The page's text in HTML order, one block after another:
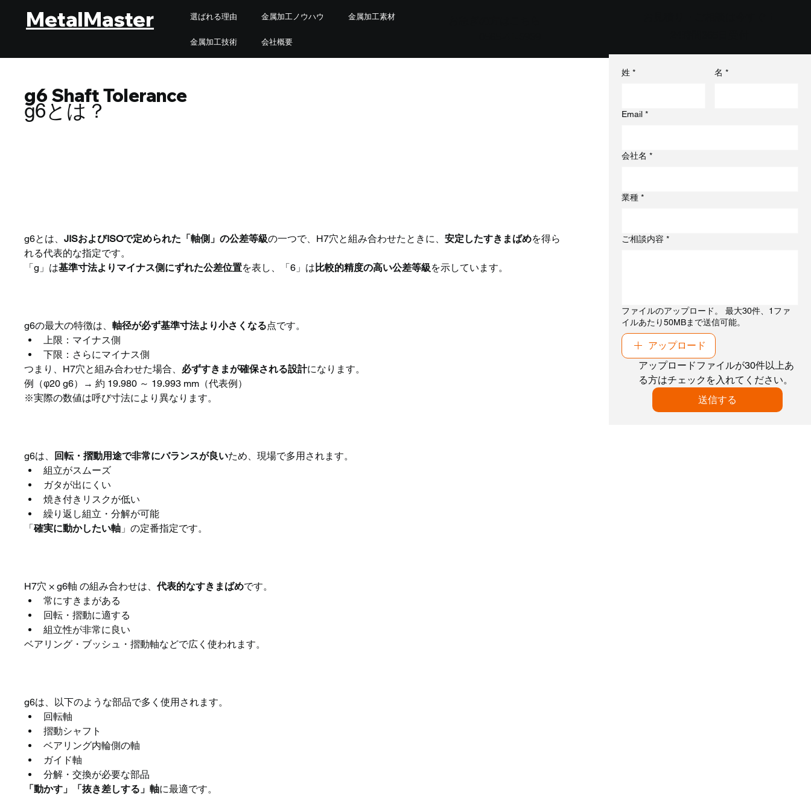
MetalMaster 選ばれる理由 金属加工ノウハウ 金属加工素材
金属加工技術 会社概要
g6 Shaft Tolerance
g6とは？
g6とは、JISおよびISOで定められた「軸側」の公差等級の一つで、H7穴と組み合わせたときに、安定したすきまばめを得ら
れる代表的な指定です。
「g」は基準寸法よりマイナス側にずれた公差位置を表し、「6」は 比較的精度の高い公差等級を示しています。
g6の最大の特徴は、軸径が必ず基準寸法より小さくなる点です。
上限：マイナス側
下限：さらにマイナス側
つまり、H7穴と組み合わせた場合、 必ずすきまが確保される設計になります。
例（φ20 g6）→ 約 19.980 ～ 19.993 mm（代表例）
※実際の数値は呼び寸法により異なります。
g6は、 回転・摺動用途で非常にバランスが良いため、現場で多用されます。
組立がスムーズ
ガタが出にくい
焼き付きリスクが低い
繰り返し組立・分解が可能
「確実に動かしたい軸 」の定番指定です。
H7穴 × g6軸 の組み合わせは、代表的なすきまばめです。
常にすきまがある
回転・摺動に適する
組立性が非常に良い
ベアリング・ブッシュ・摺動軸などで広く使われます。
g6は、以下のような部品で多く使用されます。
回転軸
摺動シャフト
ベアリング内輪側の軸
ガイド軸
分解・交換が必要な部品
「動かす」「抜き差しする」軸に最適です。
姓 * 名 *
Email *
会社名 *
業種 *
ご相談内容 *
ファイルのアップロード。 最大30件、1ファ
イルあたり50MBまで送信可能。
アップロード
アップロードファイルが30件以上あ
る方はチェックを入れてください。
送信する